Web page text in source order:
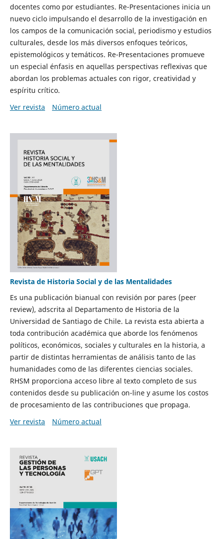
docentes como por estudiantes. Re-Presentaciones inicia un
nuevo ciclo impulsando el desarrollo de la investigación en
los campos de la comunicación social, periodismo y estudios
culturales, desde los más diversos enfoques teóricos,
epistemológicos y temáticos. Re-Presentaciones promueve
un especial énfasis en aquellas perspectivas reflexivas que
abordan los problemas actuales con rigor, creatividad y
espíritu crítico.
Ver revista
Número actual
Revista de Historia Social y de las Mentalidades
Es una publicación bianual con revisión por pares (peer
review), adscrita al Departamento de Historia de la
Universidad de Santiago de Chile. La revista esta abierta a
toda contribución académica que aborde los fenómenos
políticos, económicos, sociales y culturales en la historia, a
partir de distintas herramientas de análisis tanto de las
humanidades como de las diferentes ciencias sociales.
RHSM proporciona acceso libre al texto completo de sus
contenidos desde su publicación on-line y asume los costos
de procesamiento de las contribuciones que propaga.
Ver revista
Número actual